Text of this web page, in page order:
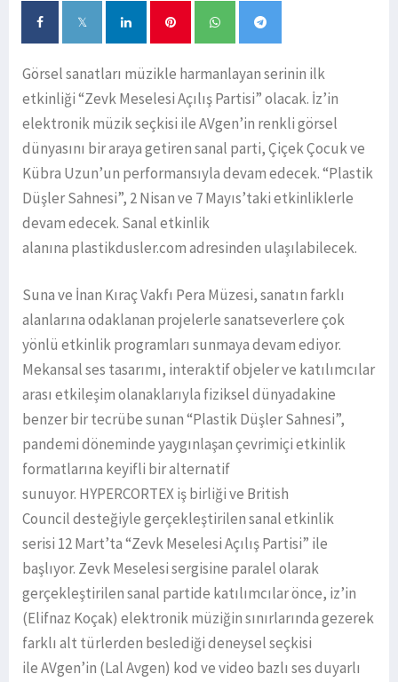
Görsel sanatları müzikle harmanlayan serinin ilk
etkinliği “Zevk Meselesi Açılış Partisi” olacak. İz’in
elektronik müzik seçkisi ile AVgen’in renkli görsel
dünyasını bir araya getiren sanal parti, Çiçek Çocuk ve
Kübra Uzun’un performansıyla devam edecek. “Plastik
Düşler Sahnesi”, 2 Nisan ve 7 Mayıs’taki etkinliklerle
devam edecek. Sanal etkinlik
alanına plastikdusler.com adresinden ulaşılabilecek.
Suna ve İnan Kıraç Vakfı Pera Müzesi, sanatın farklı
alanlarına odaklanan projelerle sanatseverlere çok
yönlü etkinlik programları sunmaya devam ediyor.
Mekansal ses tasarımı, interaktif objeler ve katılımcılar
arası etkileşim olanaklarıyla fiziksel dünyadakine
benzer bir tecrübe sunan “Plastik Düşler Sahnesi”,
pandemi döneminde yaygınlaşan çevrimiçi etkinlik
formatlarına keyifli bir alternatif
sunuyor. HYPERCORTEX iş birliği ve British
Council desteğiyle gerçekleştirilen sanal etkinlik
serisi 12 Mart’ta “Zevk Meselesi Açılış Partisi” ile
başlıyor. Zevk Meselesi sergisine paralel olarak
gerçekleştirilen sanal partide katılımcılar önce, iz’in
(Elifnaz Koçak) elektronik müziğin sınırlarında gezerek
farklı alt türlerden beslediği deneysel seçkisi
ile AVgen’in (Lal Avgen) kod ve video bazlı ses duyarlı